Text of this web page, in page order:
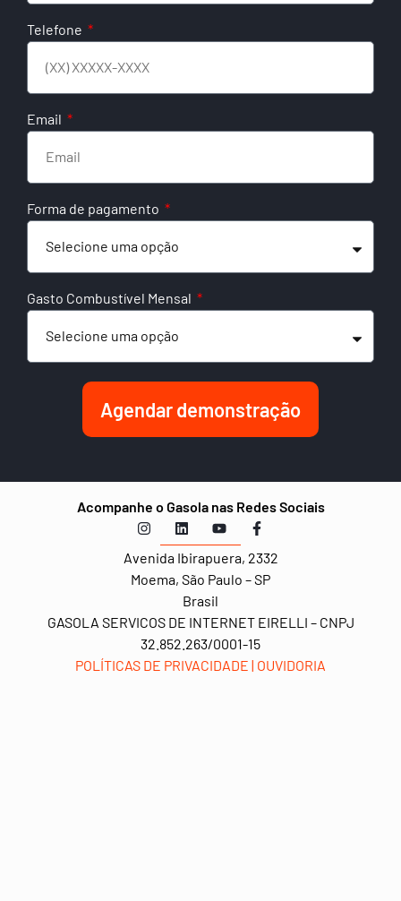
Telefone
Email
Forma de pagamento
Gasto Combustível Mensal
Agendar demonstração
Acompanhe o Gasola nas Redes Sociais
Avenida Ibirapuera, 2332
Moema, São Paulo – SP
Brasil
GASOLA SERVICOS DE INTERNET EIRELLI – CNPJ
32.852.263/0001-15
POLÍTICAS DE PRIVACIDADE | OUVIDORIA